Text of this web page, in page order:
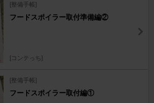
[整備手帳]
フードスポイラー取付準備編②
[コンテっち]
[整備手帳]
フードスポイラー取付編①